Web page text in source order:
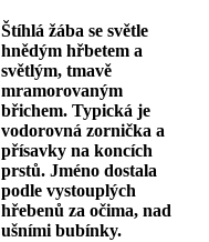
Štíhlá žába se světle
hnědým hřbetem a
světlým, tmavě
mramorovaným
břichem. Typická je
vodorovná zornička a
přísavky na koncích
prstů. Jméno dostala
podle vystouplých
hřebenů za očima, nad
ušními bubínky.